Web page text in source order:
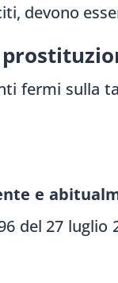
devono
fermi sulla
e
del 27 luglio